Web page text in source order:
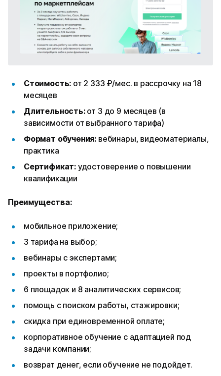
Стоимость: от 2 333 ₽/мес. в рассрочку на 18
месяцев
Длительность: от 3 до 9 месяцев (в
зависимости от выбранного тарифа)
Формат обучения: вебинары, видеоматериалы,
практика
Сертификат: удостоверение о повышении
квалификации
Преимущества:
мобильное приложение;
3 тарифа на выбор;
вебинары с экспертами;
проекты в портфолио;
6 площадок и 8 аналитических сервисов;
помощь с поиском работы, стажировки;
скидка при единовременной оплате;
корпоративное обучение с адаптацией под
задачи компании;
возврат денег, если обучение не подойдет.